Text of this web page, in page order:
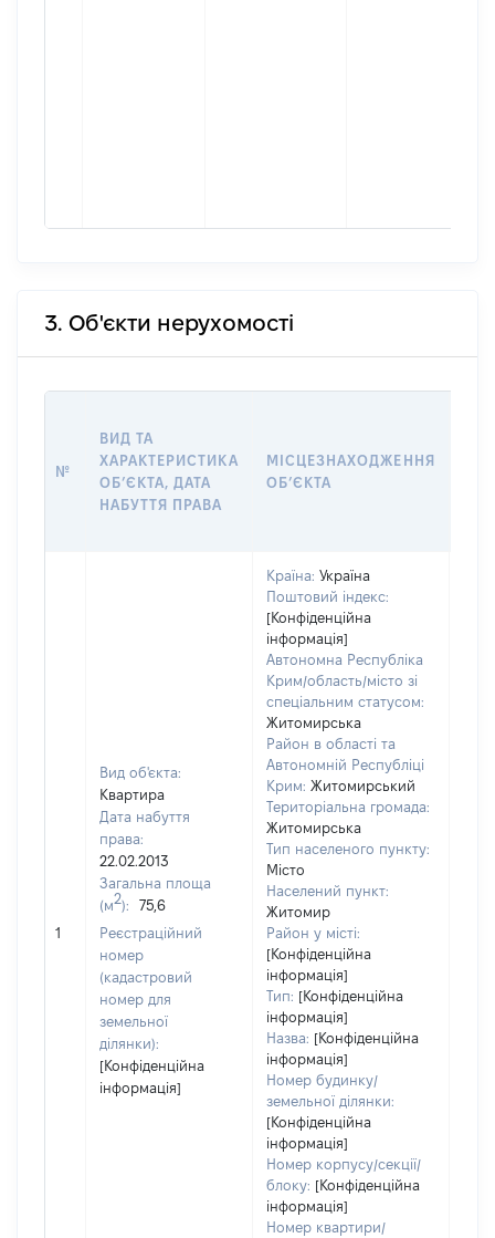
3. Об'єкти нерухомості
№
ВИД ТА
ХАРАКТЕРИСТИКА
ОБʼЄКТА, ДАТА
НАБУТТЯ ПРАВА
МІСЦЕЗНАХОДЖЕННЯ
ОБʼЄКТА
1
Вид об'єкта:
Квартира
Дата набуття
права:
22.02.2013
Загальна площа
(м2):
75,6
Реєстраційний
номер
(кадастровий
номер для
земельної
ділянки):
[Конфіденційна
інформація]
Країна: Україна
Поштовий індекс:
[Конфіденційна
інформація]
Автономна Республіка
Крим/область/місто зі
спеціальним статусом:
Житомирська
Район в області та
Автономній Республіці
Крим: Житомирський
Територіальна громада:
Житомирська
Тип населеного пункту:
Місто
Населений пункт:
Житомир
Район у місті:
[Конфіденційна
інформація]
Тип: [Конфіденційна
інформація]
Назва: [Конфіденційна
інформація]
Номер будинку/
земельної ділянки:
[Конфіденційна
інформація]
Номер корпусу/секції/
блоку: [Конфіденційна
інформація]
Номер квартири/